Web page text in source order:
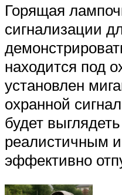
Горящая
сигнализации
находится под
установлен
охранной
будет
реалистичным
эффективно